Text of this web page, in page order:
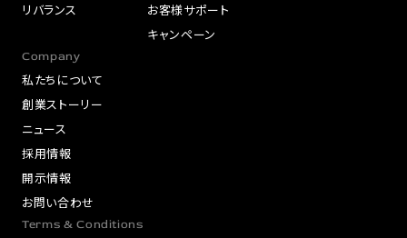
リバランス
お客様サポート
キャンペーン
Company
私たちについて
創業ストーリー
ニュース
採用情報
開示情報
お問い合わせ
Terms & Conditions